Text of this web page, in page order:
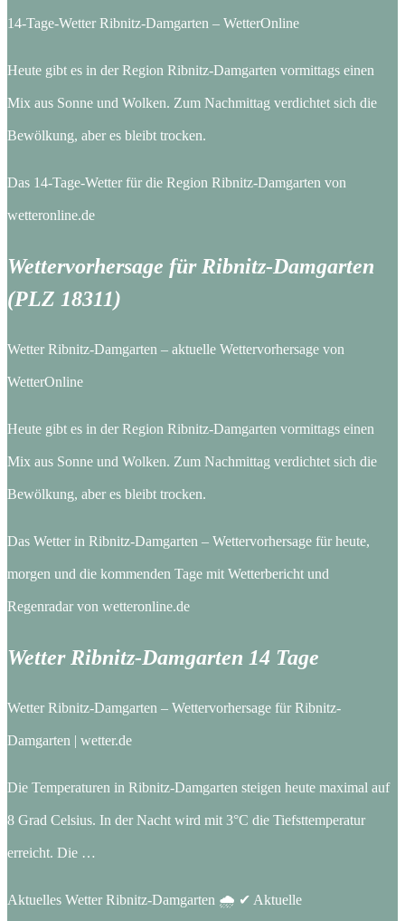
14-Tage-Wetter Ribnitz-Damgarten – WetterOnline
Heute gibt es in der Region Ribnitz-Damgarten vormittags einen
Mix aus Sonne und Wolken. Zum Nachmittag verdichtet sich die
Bewölkung, aber es bleibt trocken.
Das 14-Tage-Wetter für die Region Ribnitz-Damgarten von
wetteronline.de
Wettervorhersage für Ribnitz-Damgarten
(PLZ 18311)
Wetter Ribnitz-Damgarten – aktuelle Wettervorhersage von
WetterOnline
Heute gibt es in der Region Ribnitz-Damgarten vormittags einen
Mix aus Sonne und Wolken. Zum Nachmittag verdichtet sich die
Bewölkung, aber es bleibt trocken.
Das Wetter in Ribnitz-Damgarten – Wettervorhersage für heute,
morgen und die kommenden Tage mit Wetterbericht und
Regenradar von wetteronline.de
Wetter Ribnitz-Damgarten 14 Tage
Wetter Ribnitz-Damgarten – Wettervorhersage für Ribnitz-
Damgarten | wetter.de
Die Temperaturen in Ribnitz-Damgarten steigen heute maximal auf
8 Grad Celsius. In der Nacht wird mit 3°C die Tiefsttemperatur
erreicht. Die …
Aktuelles Wetter Ribnitz-Damgarten 🌧️ ✔ Aktuelle